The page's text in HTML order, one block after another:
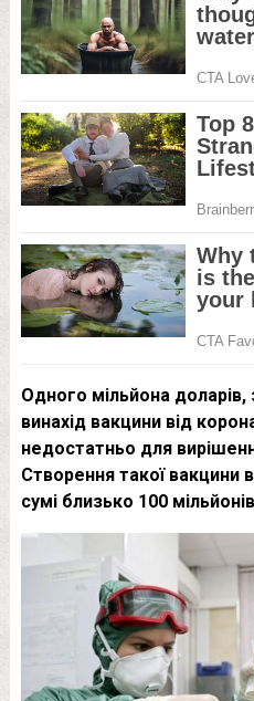
Одного мільйона доларів,
винахід вакцини від
недостатньо для
Створення такої вакцини
сумі близько 100